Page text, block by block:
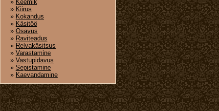
» Keemik
» Kiirus
» Kokandus
» Käsitöö
» Osavus
» Raviteadus
» Relvakäsitsus
» Varastamine
» Vastupidavus
» Sepistamine
» Kaevandamine